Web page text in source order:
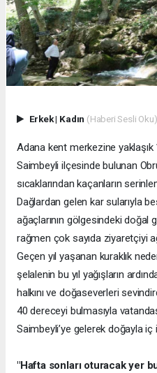
Erkek| Kadın (Haberi Sesli Oku)
Adana kent merkezine
Saimbeyli ilçesinde bulunan
sıcaklarından kaçanların
Dağlardan gelen kar sularıyla
ağaçlarının gölgesindeki doğal
rağmen çok sayıda ziyaretçiyi
Geçen yıl yaşanan kuraklık
şelalenin bu yıl yağışların
halkını ve doğaseverleri
40 dereceyi bulmasıyla
Saimbeyli’ye gelerek doğayla
"Hafta sonları oturacak yer